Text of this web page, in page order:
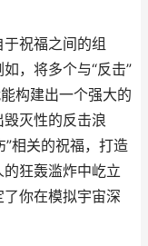
祝福之间的组
，将多个与“反击”
构建出一个强大的
灭性的反击浪
”相关的祝福，打造
狂轰滥炸中屹立
你在模拟宇宙深